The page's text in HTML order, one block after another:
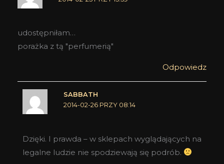
udostępniłam…
porażka z tą "perfumerią"
Odpowiedz
SABBATH
2014-02-26 PRZY 08:14
Dzięki. I prawda – w sklepach wyglądających na
legalne ludzie nie spodziewają się podrób.